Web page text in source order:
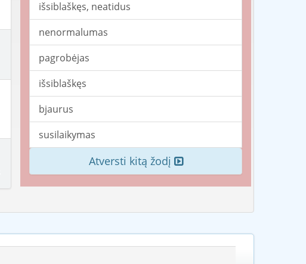
išsiblaškęs, neatidus
nenormalumas
pagrobėjas
išsiblaškęs
bjaurus
susilaikymas
Atversti kitą žodį